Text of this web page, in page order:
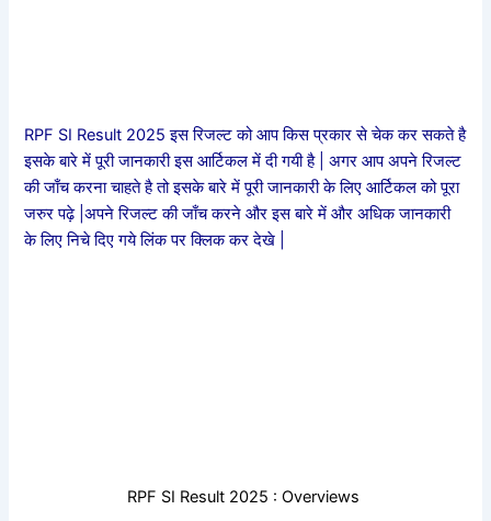
RPF SI Result 2025 इस रिजल्ट को आप किस प्रकार से चेक कर सकते है
इसके बारे में पूरी जानकारी इस आर्टिकल में दी गयी है | अगर आप अपने रिजल्ट
की जाँच करना चाहते है तो इसके बारे में पूरी जानकारी के लिए आर्टिकल को पूरा
जरुर पढ़े |अपने रिजल्ट की जाँच करने और इस बारे में और अधिक जानकारी
के लिए निचे दिए गये लिंक पर क्लिक कर देखे |
RPF SI Result 2025 : Overviews